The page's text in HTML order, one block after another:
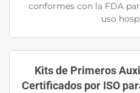
conformes con la FDA
uso
Kits de Primeros
Certificados por ISO